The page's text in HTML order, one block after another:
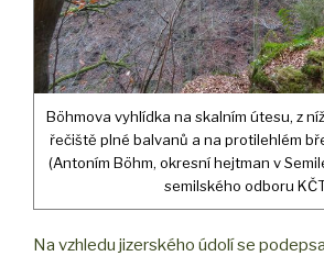
Böhmova vyhlídka na skalním útesu, z
řečiště plné balvanů a na protilehlém
(Antoním Böhm, okresní hejtman v
semilského odboru
Na vzhledu jizerského údolí se